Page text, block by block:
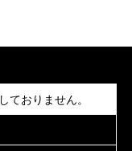
ておりません。